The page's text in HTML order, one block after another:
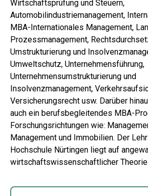
Wirtschaftsprüfung und Steuern,
Automobilindustriemanagement,
MBA-Internationales Management,
Prozessmanagement,
Umstrukturierung und
Umweltschutz, Unternehmensführung,
Unternehmensumstrukturierung und
Insolvenzmanagement,
Versicherungsrecht usw. Darüber
auch ein berufsbegleitendes MBA-
Forschungsrichtungen wie:
Management und Immobilien. Der
Hochschule Nürtingen liegt auf
wirtschaftswissenschaftlicher Theorie